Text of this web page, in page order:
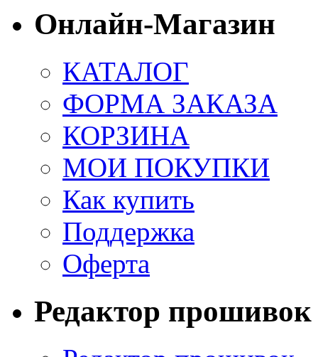
Онлайн-Магазин
КАТАЛОГ
ФОРМА ЗАКАЗА
КОРЗИНА
МОИ ПОКУПКИ
Как купить
Поддержка
Оферта
Редактор прошивок